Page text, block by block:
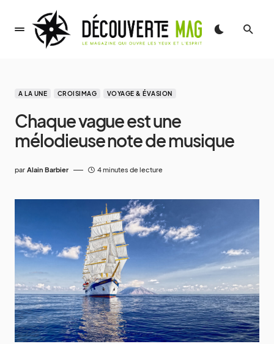
A LA UNE CROISIMAG VOYAGE & ÉVASION
Chaque vague est une
mélodieuse note de musique
par Alain Barbier 4 minutes de lecture